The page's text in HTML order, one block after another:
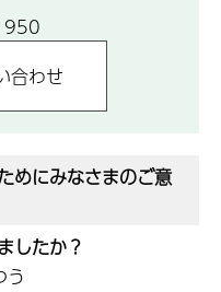
めにみなさまのご意
したか？
う